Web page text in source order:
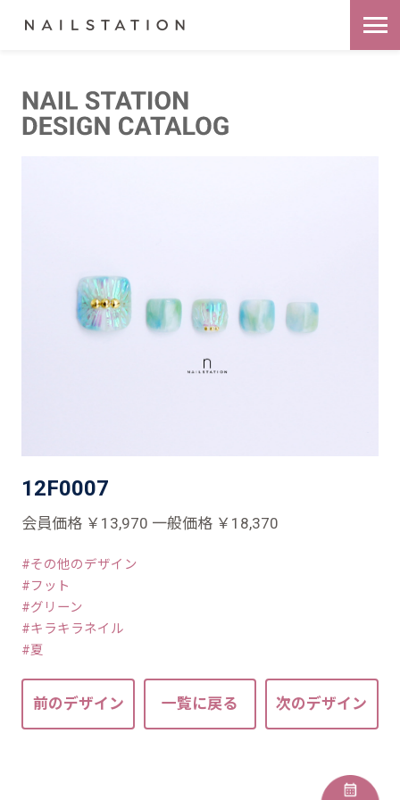
12F0007
会員価格 ￥13,970 一般価格 ￥18,370
その他のデザイン
フット
グリーン
キラキラネイル
夏
前のデザイン 一覧に戻る 次のデザイン